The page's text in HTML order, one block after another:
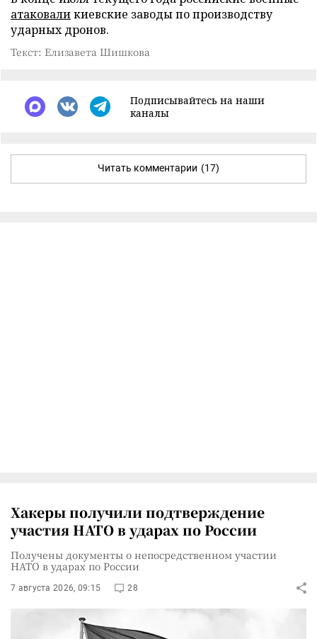
атаковаликиевские заводы по производству
ударных дронов.
Текст: Елизавета Шишкова
Подписывайтесь на наши
каналы
Читать комментарии (17)
Хакеры получили подтверждение
участия НАТО в ударах по России
Получены документы о непосредственном участии
НАТО в ударах по России
7 августа 2026, 09:15 28